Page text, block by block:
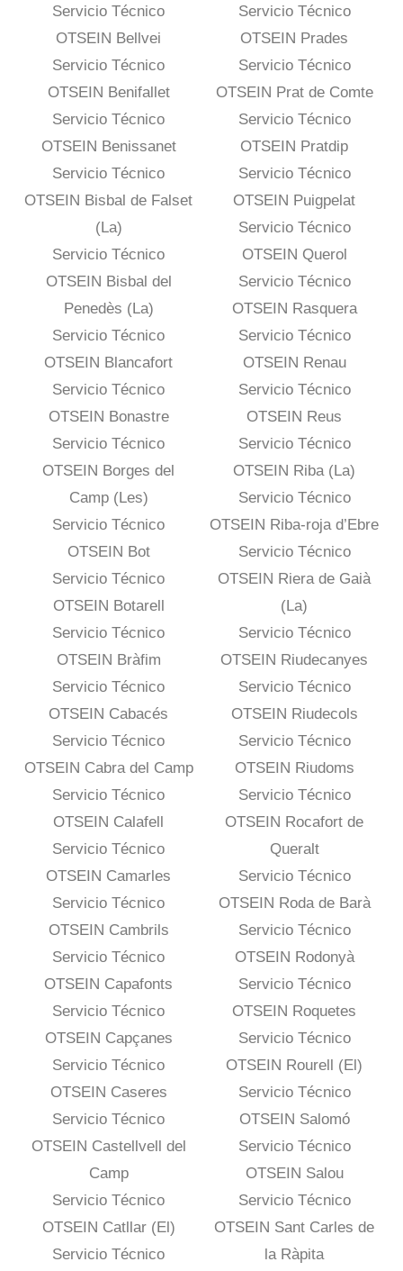
Servicio Técnico
OTSEIN Bellvei
Servicio Técnico
OTSEIN Benifallet
Servicio Técnico
OTSEIN Benissanet
Servicio Técnico
OTSEIN Bisbal de Falset
(La)
Servicio Técnico
OTSEIN Bisbal del
Penedès (La)
Servicio Técnico
OTSEIN Blancafort
Servicio Técnico
OTSEIN Bonastre
Servicio Técnico
OTSEIN Borges del
Camp (Les)
Servicio Técnico
OTSEIN Bot
Servicio Técnico
OTSEIN Botarell
Servicio Técnico
OTSEIN Bràfim
Servicio Técnico
OTSEIN Cabacés
Servicio Técnico
OTSEIN Cabra del Camp
Servicio Técnico
OTSEIN Calafell
Servicio Técnico
OTSEIN Camarles
Servicio Técnico
OTSEIN Cambrils
Servicio Técnico
OTSEIN Capafonts
Servicio Técnico
OTSEIN Capçanes
Servicio Técnico
OTSEIN Caseres
Servicio Técnico
OTSEIN Castellvell del
Camp
Servicio Técnico
OTSEIN Catllar (El)
Servicio Técnico
Servicio Técnico
OTSEIN Prades
Servicio Técnico
OTSEIN Prat de Comte
Servicio Técnico
OTSEIN Pratdip
Servicio Técnico
OTSEIN Puigpelat
Servicio Técnico
OTSEIN Querol
Servicio Técnico
OTSEIN Rasquera
Servicio Técnico
OTSEIN Renau
Servicio Técnico
OTSEIN Reus
Servicio Técnico
OTSEIN Riba (La)
Servicio Técnico
OTSEIN Riba-roja d’Ebre
Servicio Técnico
OTSEIN Riera de Gaià
(La)
Servicio Técnico
OTSEIN Riudecanyes
Servicio Técnico
OTSEIN Riudecols
Servicio Técnico
OTSEIN Riudoms
Servicio Técnico
OTSEIN Rocafort de
Queralt
Servicio Técnico
OTSEIN Roda de Barà
Servicio Técnico
OTSEIN Rodonyà
Servicio Técnico
OTSEIN Roquetes
Servicio Técnico
OTSEIN Rourell (El)
Servicio Técnico
OTSEIN Salomó
Servicio Técnico
OTSEIN Salou
Servicio Técnico
OTSEIN Sant Carles de
la Ràpita